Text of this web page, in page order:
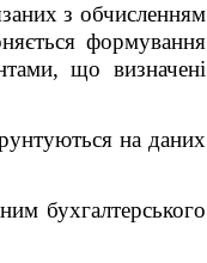
з обчисленням
формування
що визначені
на даних
бухгалтерського